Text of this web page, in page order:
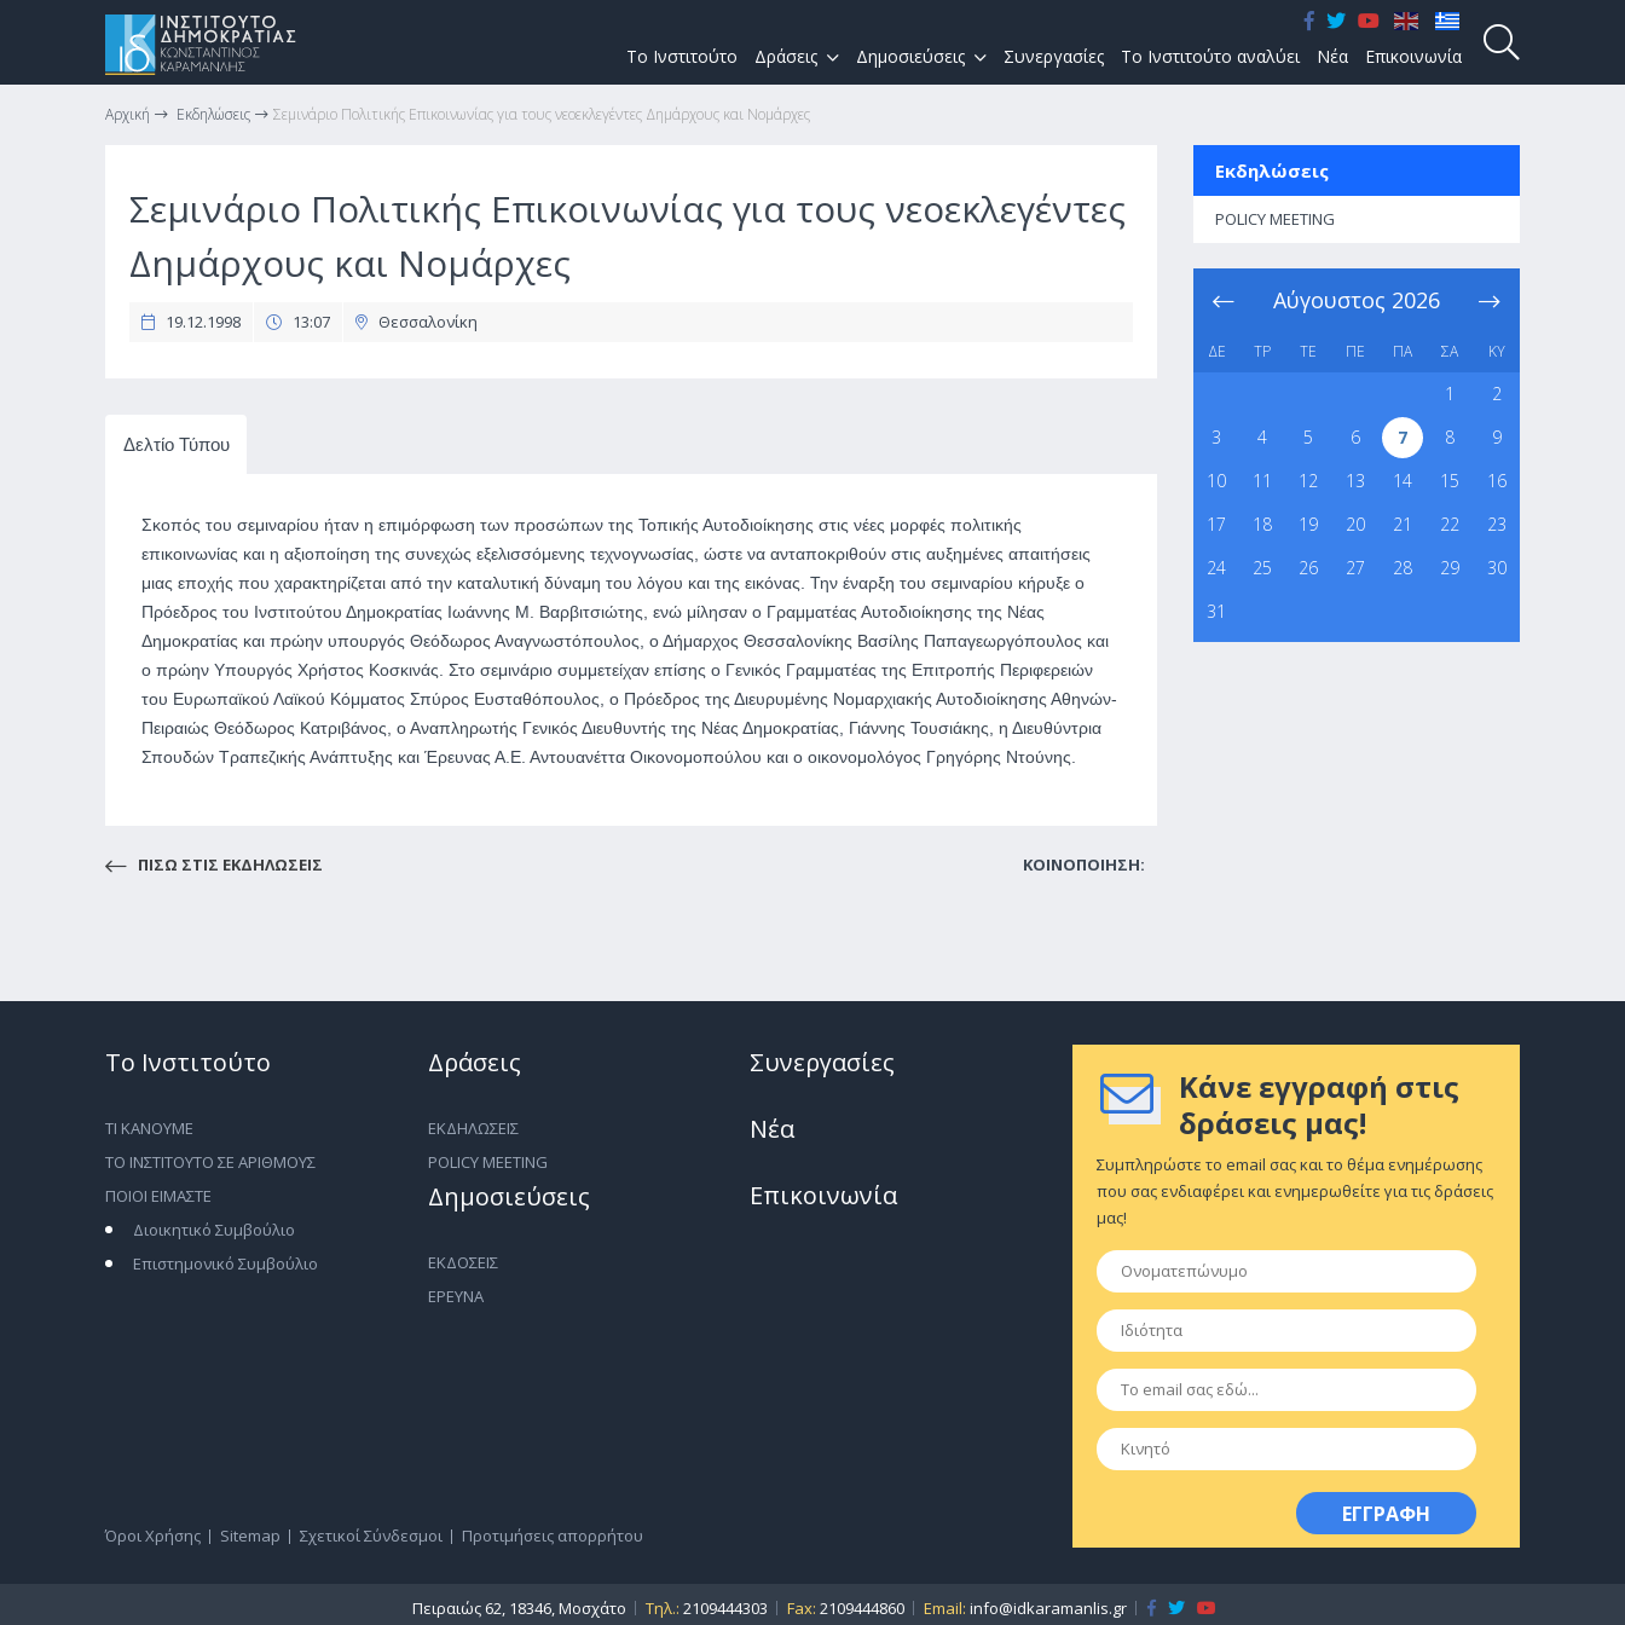
Το Ινστιτούτο Δράσεις Δημοσιεύσεις Συνεργασίες Το Ινστιτούτο αναλύει Νέα Επικοινωνία
Αρχική Εκδηλώσεις Σεμινάριο Πολιτικής Επικοινωνίας για τους νεοεκλεγέντες Δημάρχους και Νομάρχες
Σεμινάριο Πολιτικής Επικοινωνίας για τους νεοεκλεγέντες
Δημάρχους και Νομάρχες
19.12.1998 13:07 Θεσσαλονίκη
Δελτίο Τύπου
Σκοπός του σεμιναρίου ήταν η επιμόρφωση των προσώπων της Τοπικής Αυτοδιοίκησης στις νέες μορφές πολιτικής
επικοινωνίας και η αξιοποίηση της συνεχώς εξελισσόμενης τεχνογνωσίας, ώστε να ανταποκριθούν στις αυξημένες απαιτήσεις
μιας εποχής που χαρακτηρίζεται από την καταλυτική δύναμη του λόγου και της εικόνας. Την έναρξη του σεμιναρίου κήρυξε ο
Πρόεδρος του Ινστιτούτου Δημοκρατίας Ιωάννης Μ. Βαρβιτσιώτης, ενώ μίλησαν ο Γραμματέας Αυτοδιοίκησης της Νέας
Δημοκρατίας και πρώην υπουργός Θεόδωρος Αναγνωστόπουλος, ο Δήμαρχος Θεσσαλονίκης Βασίλης Παπαγεωργόπουλος και
ο πρώην Υπουργός Χρήστος Κοσκινάς. Στο σεμινάριο συμμετείχαν επίσης ο Γενικός Γραμματέας της Επιτροπής Περιφερειών
του Ευρωπαϊκού Λαϊκού Κόμματος Σπύρος Ευσταθόπουλος, ο Πρόεδρος της Διευρυμένης Νομαρχιακής Αυτοδιοίκησης Αθηνών-
Πειραιώς Θεόδωρος Κατριβάνος, ο Αναπληρωτής Γενικός Διευθυντής της Νέας Δημοκρατίας, Γιάννης Τουσιάκης, η Διευθύντρια
Σπουδών Τραπεζικής Ανάπτυξης και Έρευνας Α.Ε. Αντουανέττα Οικονομοπούλου και ο οικονομολόγος Γρηγόρης Ντούνης.
ΠΙΣΩ ΣΤΙΣ ΕΚΔΗΛΩΣΕΙΣ ΚΟΙΝΟΠΟΙΗΣΗ:
Εκδηλώσεις
POLICY MEETING
Αύγουστος 2026
ΔΕ ΤΡ ΤΕ ΠΕ ΠΑ ΣΑ ΚΥ
1
2
3
4 5 6 7 8
9
10
11 12 13 14 15
16
17
18 19 20 21 22
23
24
25 26 27 28 29
30
31
Το Ινστιτούτο
ΤΙ ΚΑΝΟΥΜΕ
ΤΟ ΙΝΣΤΙΤΟΥΤΟ ΣΕ ΑΡΙΘΜΟΥΣ
ΠΟΙΟΙ ΕΙΜΑΣΤΕ
Διοικητικό Συμβούλιο
Επιστημονικό Συμβούλιο
Δράσεις
ΕΚΔΗΛΩΣΕΙΣ
POLICY MEETING
Δημοσιεύσεις
ΕΚΔΟΣΕΙΣ
ΕΡΕΥΝΑ
Συνεργασίες
Νέα
Επικοινωνία
Όροι Χρήσης Sitemap Σχετικοί Σύνδεσμοι Προτιμήσεις απορρήτου
Κάνε εγγραφή στις
δράσεις μας!
Συμπληρώστε το email σας και το θέμα ενημέρωσης
που σας ενδιαφέρει και ενημερωθείτε για τις δράσεις
μας!
Ονοματεπώνυμο
Ιδιότητα
Email
Κινητό
Πειραιώς 62, 18346, Μοσχάτο Τηλ.: 2109444303 Fax: 2109444860 Email: info@idkaramanlis.gr